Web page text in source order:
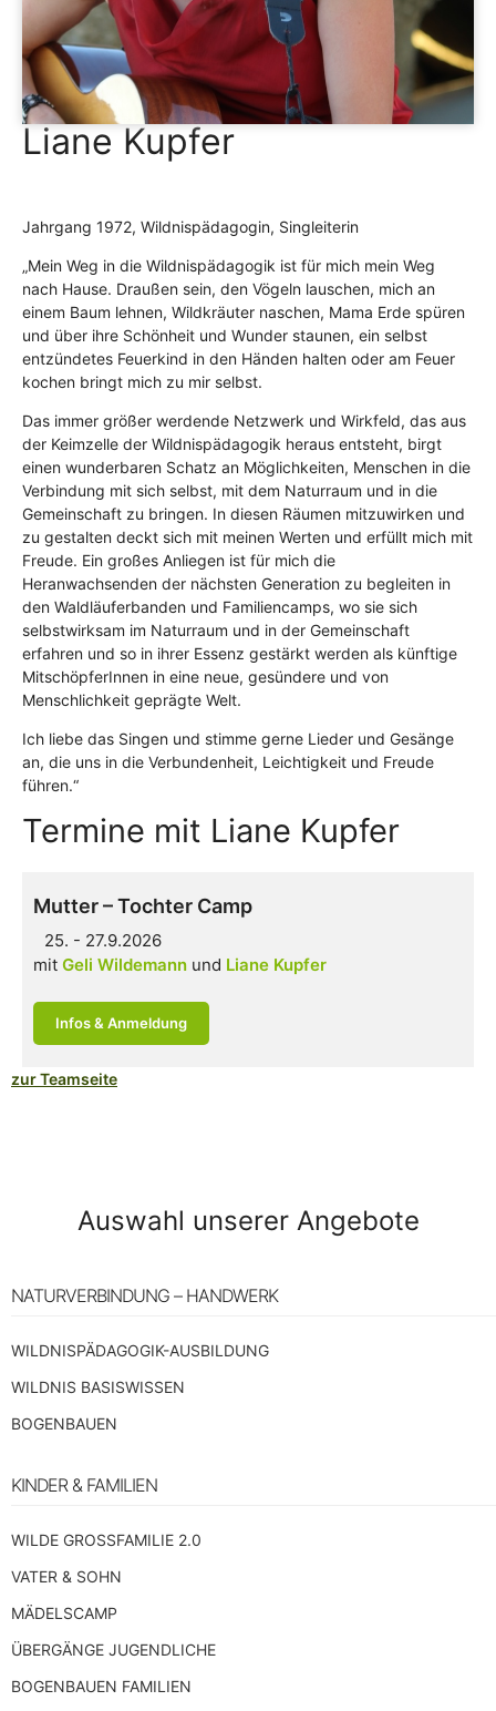
Liane Kupfer
Jahrgang 1972, Wildnispädagogin, Singleiterin
„Mein Weg in die Wildnispädagogik ist für mich mein Weg
nach Hause. Draußen sein, den Vögeln lauschen, mich an
einem Baum lehnen, Wildkräuter naschen, Mama Erde spüren
und über ihre Schönheit und Wunder staunen, ein selbst
entzündetes Feuerkind in den Händen halten oder am Feuer
kochen bringt mich zu mir selbst.
Das immer größer werdende Netzwerk und Wirkfeld, das aus
der Keimzelle der Wildnispädagogik heraus entsteht, birgt
einen wunderbaren Schatz an Möglichkeiten, Menschen in die
Verbindung mit sich selbst, mit dem Naturraum und in die
Gemeinschaft zu bringen. In diesen Räumen mitzuwirken und
zu gestalten deckt sich mit meinen Werten und erfüllt mich mit
Freude. Ein großes Anliegen ist für mich die
Heranwachsenden der nächsten Generation zu begleiten in
den Waldläuferbanden und Familiencamps, wo sie sich
selbstwirksam im Naturraum und in der Gemeinschaft
erfahren und so in ihrer Essenz gestärkt werden als künftige
MitschöpferInnen in eine neue, gesündere und von
Menschlichkeit geprägte Welt.
Ich liebe das Singen und stimme gerne Lieder und Gesänge
an, die uns in die Verbundenheit, Leichtigkeit und Freude
führen.“
Termine mit Liane Kupfer
Mutter – Tochter Camp
25. - 27.9.2026
mit Geli Wildemann Liane Kupfer
Infos & Anmeldung
zur Teamseite
Auswahl unserer Angebote
NATURVERBINDUNG – HANDWERK
WILDNISPÄDAGOGIK-AUSBILDUNG
WILDNIS BASISWISSEN
BOGENBAUEN
KINDER & FAMILIEN
WILDE GROSSFAMILIE 2.0
VATER & SOHN
MÄDELSCAMP
ÜBERGÄNGE JUGENDLICHE
BOGENBAUEN FAMILIEN